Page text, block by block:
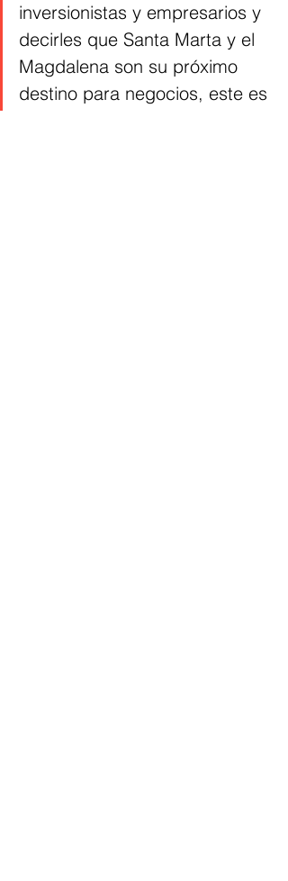
inversionistas y empresarios y
decirles que Santa Marta y el
Magdalena son su próximo
destino para negocios, este es